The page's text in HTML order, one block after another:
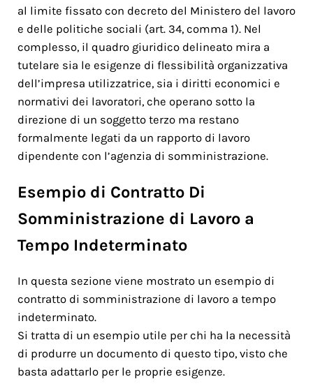
al limite fissato con decreto del Ministero del lavoro
e delle politiche sociali (art. 34, comma 1). Nel
complesso, il quadro giuridico delineato mira a
tutelare sia le esigenze di flessibilità organizzativa
dell’impresa utilizzatrice, sia i diritti economici e
normativi dei lavoratori, che operano sotto la
direzione di un soggetto terzo ma restano
formalmente legati da un rapporto di lavoro
dipendente con l’agenzia di somministrazione.
Esempio di Contratto Di
Somministrazione di Lavoro a
Tempo Indeterminato
In questa sezione viene mostrato un esempio di
contratto di somministrazione di lavoro a tempo
indeterminato.
Si tratta di un esempio utile per chi ha la necessità
di produrre un documento di questo tipo, visto che
basta adattarlo per le proprie esigenze.